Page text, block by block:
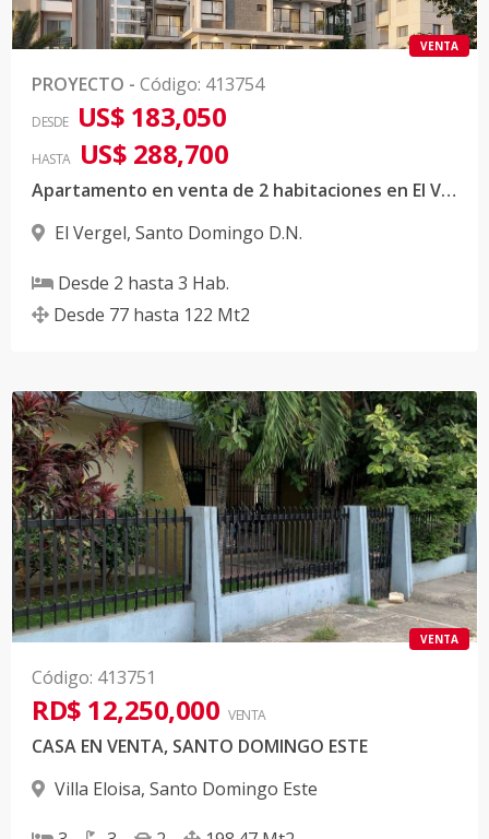
VENTA
PROYECTO - Código: 413754
DESDE US$ 183,050
HASTA US$ 288,700
Apartamento en venta de 2 habitaciones en El Vergel
El Vergel, Santo Domingo D.N.
Desde 2 hasta 3 Hab.
Desde 77 hasta 122 Mt2
VENTA
Código: 413751
RD$ 12,250,000 VENTA
CASA EN VENTA, SANTO DOMINGO ESTE
Villa Eloisa, Santo Domingo Este